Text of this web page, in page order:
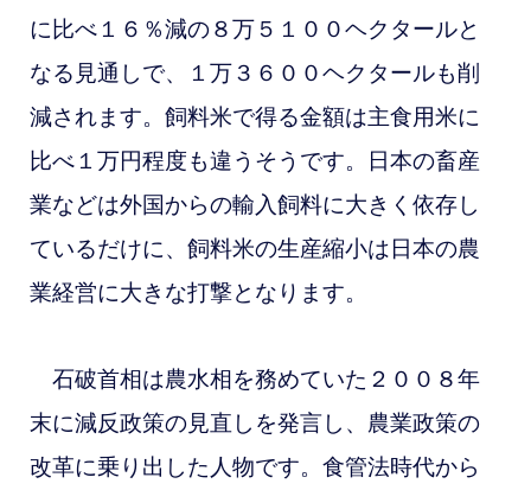
に比べ１６％減の８万５１００ヘクタールと
なる見通しで、１万３６００ヘクタールも削
減されます。飼料米で得る金額は主食用米に
比べ１万円程度も違うそうです。日本の畜産
業などは外国からの輸入飼料に大きく依存し
ているだけに、飼料米の生産縮小は日本の農
業経営に大きな打撃となります。
石破首相は農水相を務めていた２００８年
末に減反政策の見直しを発言し、農業政策の
改革に乗り出した人物です。食管法時代から